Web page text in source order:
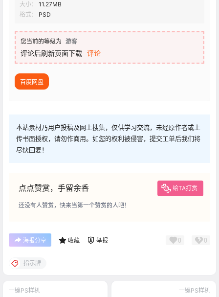
大小：
11.27MB
格式：
PSD
您当前的等级为 游客
评论后刷新页面下载 评论
百度网盘
本站素材乃用户投稿及网上搜集，仅供学习交流，未经原作者或上
传书面授权，请勿作商用。如您的权利被侵害，提交工单后我们将
尽快回复！
点点赞赏，手留余香 给TA打赏
还没有人赞赏，快来当第一个赞赏的人吧！
海报分享 收藏 举报 0 0
指示牌
一键PS样机 一键PS样机